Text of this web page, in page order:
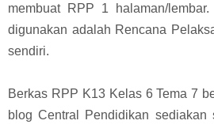
membuat RPP 1 halaman/
digunakan adalah Rencana
sendiri.
Berkas RPP K13 Kelas 6 Tema 7
blog Central Pendidikan sediakan